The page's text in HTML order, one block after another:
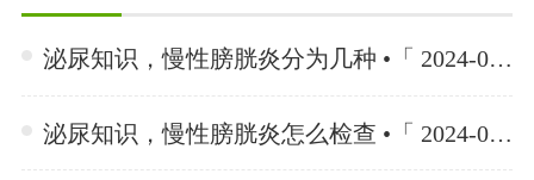
泌尿知识，慢性膀胱炎分为几种 •「 2024-06-26 」
泌尿知识，慢性膀胱炎怎么检查 •「 2024-06-26 」